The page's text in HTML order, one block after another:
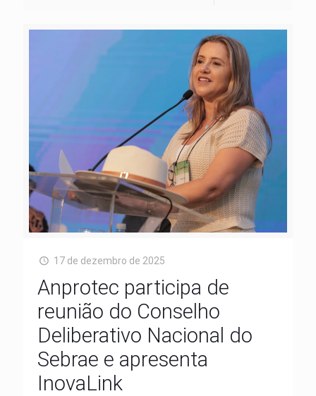
17 de dezembro de 2025
Anprotec participa de
reunião do Conselho
Deliberativo Nacional do
Sebrae e apresenta
InovaLink